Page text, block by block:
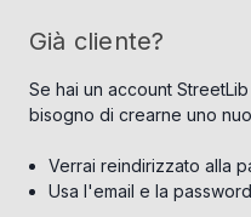
Già cliente?
Se hai un account
bisogno di crearne uno
Verrai reindirizzato alla
Usa l'email e la